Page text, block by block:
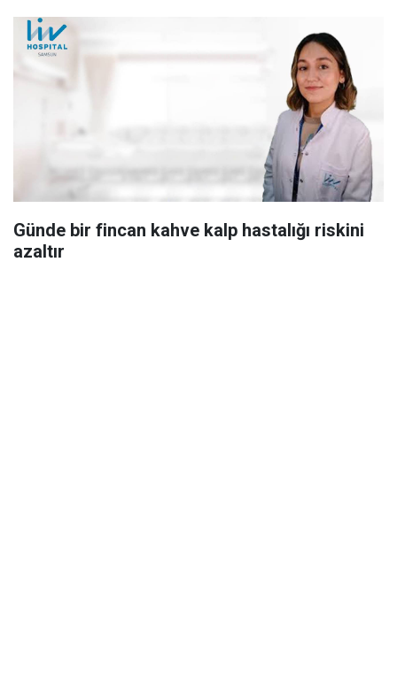
Günde bir fincan kahve kalp hastalığı riskini
azaltır